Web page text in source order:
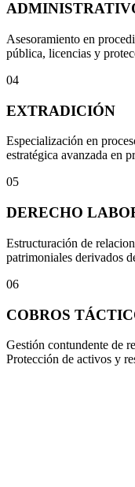
Asesoramiento en
pública, licencias y
04
EXTRADICIÓN
Especialización en
estratégica avanzada en
05
DERECHO
Estructuración de
patrimoniales derivados
06
COBROS
Gestión contundente de
Protección de activos y